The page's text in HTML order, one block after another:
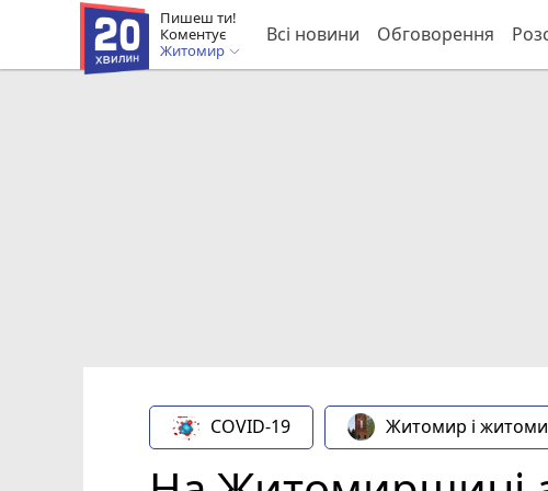
Пишеш ти!
Коментує
Житомир
Всі новини Обговорення
COVID-19 Житомир і